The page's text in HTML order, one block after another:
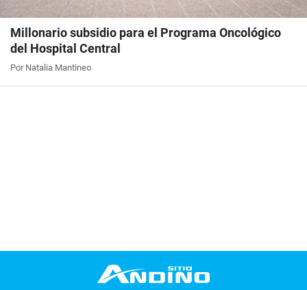
Millonario subsidio para el Programa Oncológico
del Hospital Central
Por Natalia Mantineo